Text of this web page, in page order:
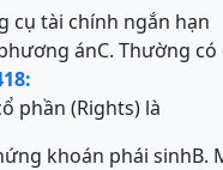
cụ tài chính ngắn hạn
ánC. Thường
phần (Rights) là
khoán phái sinhB.